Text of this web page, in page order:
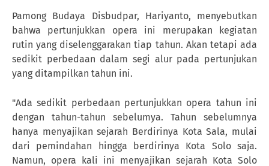
Pamong Budaya Disbudpar, Hariyanto, menyebutkan
bahwa pertunjukkan opera ini merupakan kegiatan
rutin yang diselenggarakan tiap tahun. Akan tetapi ada
sedikit perbedaan dalam segi alur pada pertunjukan
yang ditampilkan tahun ini.
"Ada sedikit perbedaan pertunjukkan opera tahun ini
dengan tahun-tahun sebelumya. Tahun sebelumnya
hanya menyajikan sejarah Berdirinya Kota Sala, mulai
dari pemindahan hingga berdirinya Kota Solo saja.
Namun, opera kali ini menyajikan sejarah Kota Solo